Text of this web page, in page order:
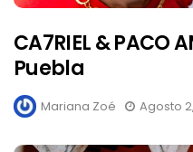
CA7RIEL & PACO
Puebla
Mariana Zoé Agosto